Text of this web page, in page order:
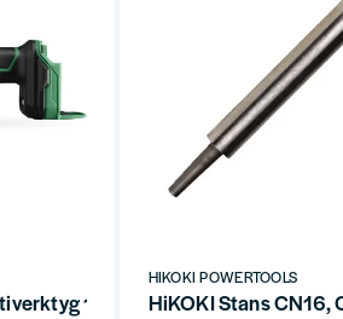
18V (utan batterier)
HIKOKI POWERTOOLS
HiKOKI Stans CN16,